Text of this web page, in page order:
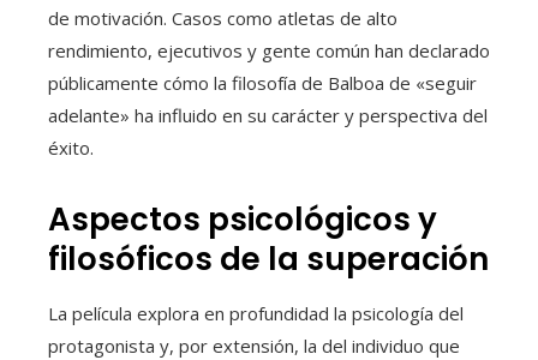
de motivación. Casos como atletas de alto
rendimiento, ejecutivos y gente común han declarado
públicamente cómo la filosofía de Balboa de «seguir
adelante» ha influido en su carácter y perspectiva del
éxito.
Aspectos psicológicos y
filosóficos de la superación
La película explora en profundidad la psicología del
protagonista y, por extensión, la del individuo que